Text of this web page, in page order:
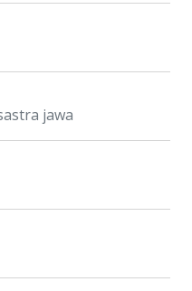
jawa